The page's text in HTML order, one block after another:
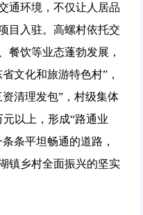
环境，不仅让人居品
目入驻。高螺村依托交
餐饮等业态蓬勃发展，
文化和旅游特色村”，
清理发包”，村级集体
以上，形成“路通业
条平坦畅通的道路，
镇乡村全面振兴的坚实